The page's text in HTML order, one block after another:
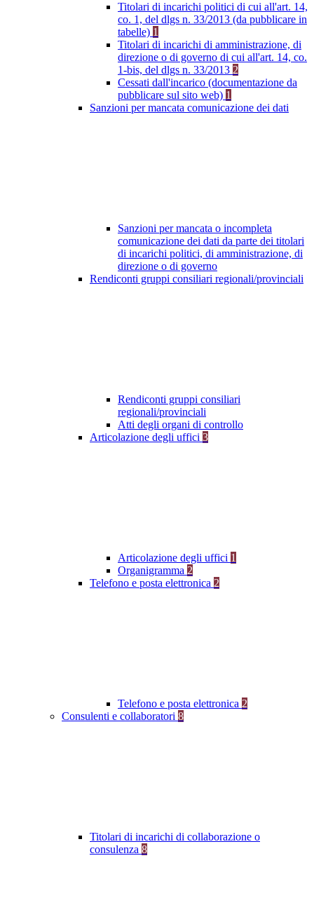
Titolari di incarichi politici di cui all'art. 14,
co. 1, del dlgs n. 33/2013 (da pubblicare in
tabelle) 1
Titolari di incarichi di amministrazione, di
direzione o di governo di cui all'art. 14, co.
1-bis, del dlgs n. 33/2013 2
Cessati dall'incarico (documentazione da
pubblicare sul sito web) 1
Sanzioni per mancata comunicazione dei dati
Sanzioni per mancata o incompleta
comunicazione dei dati da parte dei titolari
di incarichi politici, di amministrazione, di
direzione o di governo
Rendiconti gruppi consiliari regionali/provinciali
Rendiconti gruppi consiliari
regionali/provinciali
Atti degli organi di controllo
Articolazione degli uffici 3
Articolazione degli uffici 1
Organigramma 2
Telefono e posta elettronica 2
Telefono e posta elettronica 2
Consulenti e collaboratori 8
Titolari di incarichi di collaborazione o
consulenza 8